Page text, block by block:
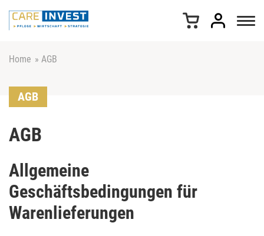
Home » AGB
AGB
AGB
Allgemeine
Geschäftsbedingungen für
Warenlieferungen